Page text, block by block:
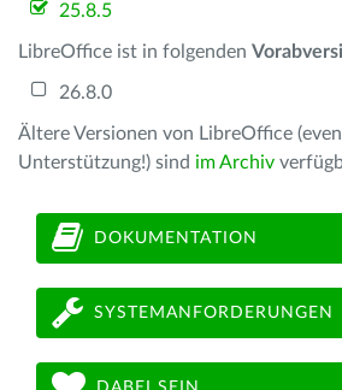
25.8.5
LibreOffice ist in folgenden
26.8.0
Ältere Versionen von LibreOffice
Unterstützung!) sind im Archiv
DOKUMENTATION
SYSTEMANFORDERUNGEN